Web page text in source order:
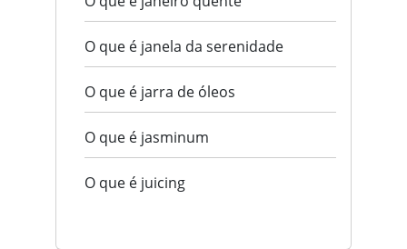
O que é janela da serenidade
O que é jarra de óleos
O que é jasminum
O que é juicing